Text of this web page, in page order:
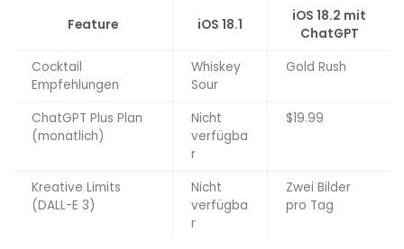
Feature iOS 18.1
iOS 18.2 mit
ChatGPT
Cocktail
Empfehlungen
Whiskey
Sour
Gold Rush
ChatGPT Plus Plan
(monatlich)
Nicht
verfügba
r
$19.99
Kreative Limits
(DALL-E 3)
Nicht
verfügba
r
Zwei Bilder
pro Tag